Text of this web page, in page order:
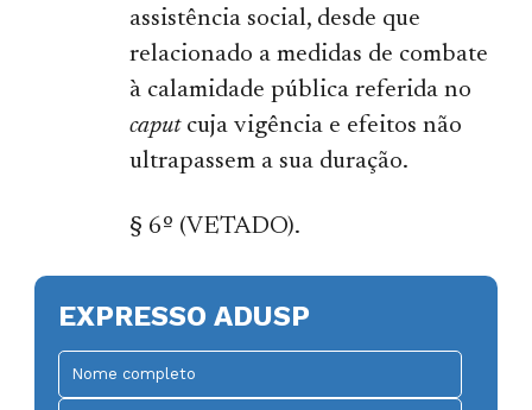
assistência social, desde que
relacionado a medidas de combate
à calamidade pública referida no
caputcuja vigência e efeitos não
ultrapassem a sua duração.
§ 6º (VETADO).
EXPRESSO ADUSP